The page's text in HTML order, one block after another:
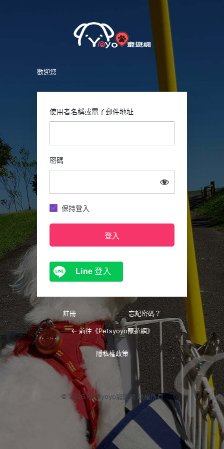
歡迎您
使用者名稱或電子郵件地址
密碼
保持登入
Line 登入
註冊 忘記密碼？
← 前往《Petsyoyo寵遊網》
隱私權政策
© 2026 Petsyoyo寵遊網 版權所有